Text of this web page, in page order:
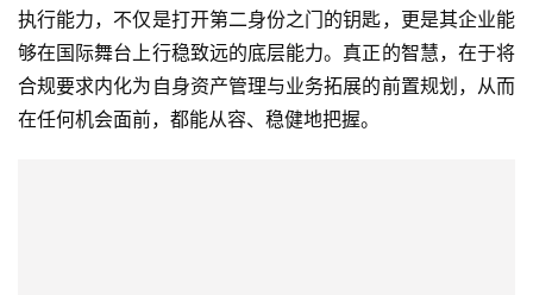
执行能力，不仅是打开第二身份之门的钥匙，更是其企业能
够在国际舞台上行稳致远的底层能力。真正的智慧，在于将
合规要求内化为自身资产管理与业务拓展的前置规划，从而
在任何机会面前，都能从容、稳健地把握。